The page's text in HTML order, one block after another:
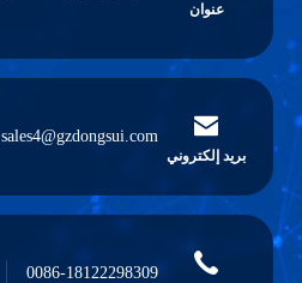
عنوان
بريد إلكتروني
sales4@gzdongsui.com
0086-18122298309